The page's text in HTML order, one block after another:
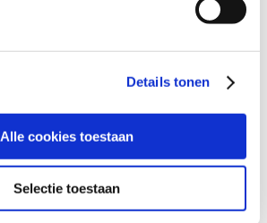
Details tonen
Alle cookies toestaan
Selectie toestaan